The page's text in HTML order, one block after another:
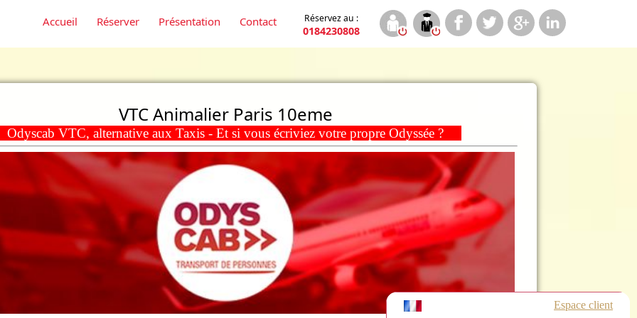
Accueil Réserver Présentation Contact Réservez au :
0184230808
VTC Animalier Paris 10eme
VTC, alternative aux Taxis - Et si vous écriviez votre propre Odyssée ?